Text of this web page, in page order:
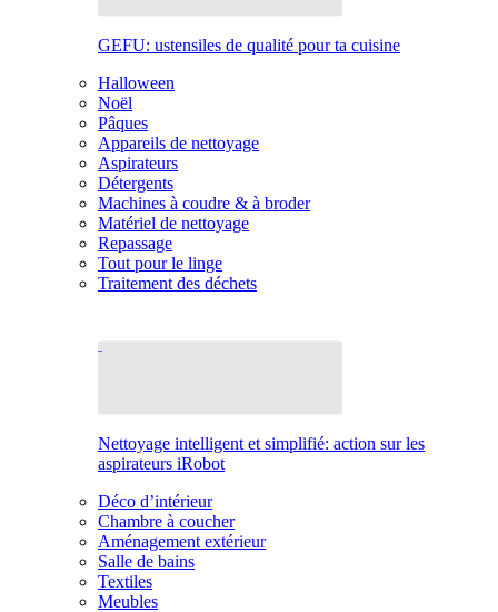
GEFU: ustensiles de qualité pour ta cuisine
Halloween
Noël
Pâques
Appareils de nettoyage
Aspirateurs
Détergents
Machines à coudre & à broder
Matériel de nettoyage
Repassage
Tout pour le linge
Traitement des déchets
Nettoyage intelligent et simplifié: action sur les
aspirateurs iRobot
Déco d’intérieur
Chambre à coucher
Aménagement extérieur
Salle de bains
Textiles
Meubles